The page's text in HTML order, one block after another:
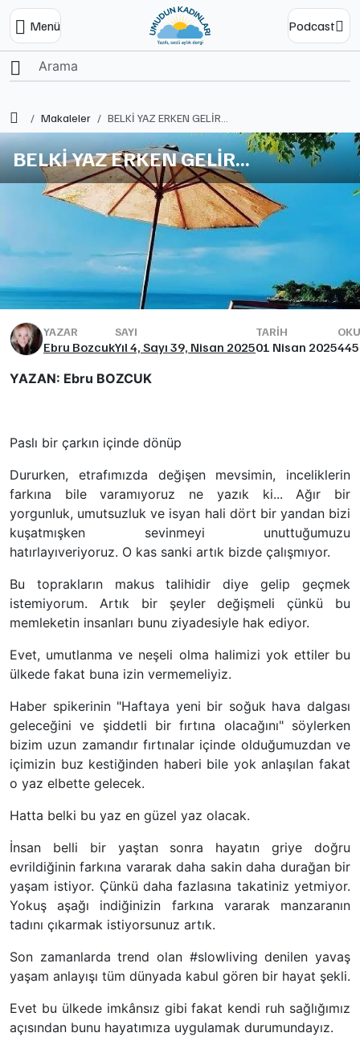
Menü Podcast
Ana SayfaMakaleler BELKİ YAZ ERKEN GELİR...
BELKİ YAZ ERKEN GELİR...
YAZAR
Ebru Bozcuk
SAYI
Yıl 4, Sayı 39, Nisan 2025
TARIH
01 Nisan 2025445
YAZAN: Ebru BOZCUK
Paslı bir çarkın içinde dönüp
Dururken, etrafımızda değişen mevsimin, inceliklerin
farkına bile varamıyoruz ne yazık ki... Ağır bir
yorgunluk, umutsuzluk ve isyan hali dört bir yandan bizi
kuşatmışken sevinmeyi unuttuğumuzu
hatırlayıveriyoruz. O kas sanki artık bizde çalışmıyor.
Bu toprakların makus talihidir diye gelip geçmek
istemiyorum. Artık bir şeyler değişmeli çünkü bu
memleketin insanları bunu ziyadesiyle hak ediyor.
Evet, umutlanma ve neşeli olma halimizi yok ettiler bu
ülkede fakat buna izin vermemeliyiz.
Haber spikerinin "Haftaya yeni bir soğuk hava dalgası
geleceğini ve şiddetli bir fırtına olacağını" söylerken
bizim uzun zamandır fırtınalar içinde olduğumuzdan ve
içimizin buz kestiğinden haberi bile yok anlaşılan fakat
o yaz elbette gelecek.
Hatta belki bu yaz en güzel yaz olacak.
İnsan belli bir yaştan sonra hayatın griye doğru
evrildiğinin farkına vararak daha sakin daha durağan bir
yaşam istiyor. Çünkü daha fazlasına takatiniz yetmiyor.
Yokuş aşağı indiğinizin farkına vararak manzaranın
tadını çıkarmak istiyorsunuz artık.
Son zamanlarda trend olan #slowliving denilen yavaş
yaşam anlayışı tüm dünyada kabul gören bir hayat şekli.
Evet bu ülkede imkânsız gibi fakat kendi ruh sağlığımız
açısından bunu hayatımıza uygulamak durumundayız.